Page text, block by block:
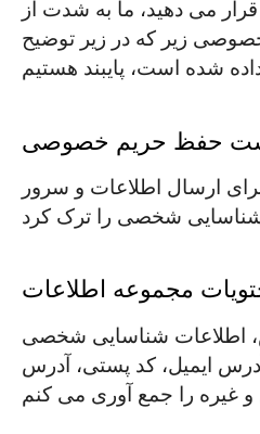
قرار می دهید، ما به شدت از
زیر که در زیر توضیح
حفظ حریم خصوصی
ارسال اطلاعات و سرور
مجموعه اطلاعات
اطلاعات شناسایی شخصی
ایمیل، کد پستی، آدرس
Čeština
Беларуская мова
Dansk
O‘zbekcha